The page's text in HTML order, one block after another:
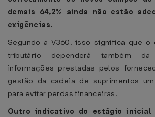
demais 64,2% ainda não estão
exigências.
Segundo a V360, isso significa que
tributário dependerá também
informações prestadas pelos
gestão da cadeia de suprimentos
para evitar perdas financeiras.
Outro indicativo do estágio inicial